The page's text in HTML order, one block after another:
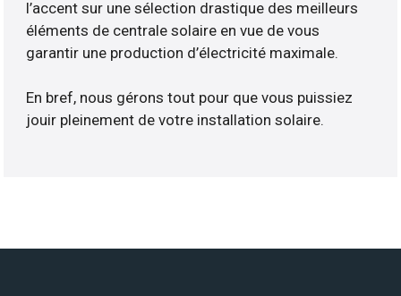
l’accent sur une sélection drastique des meilleurs
éléments de centrale solaire en vue de vous
garantir une production d’électricité maximale.
En bref, nous gérons tout pour que vous puissiez
jouir pleinement de votre installation solaire.